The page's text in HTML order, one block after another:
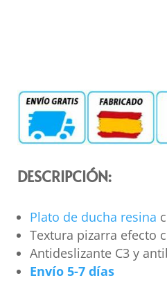
DESCRIPCIÓN:
Plato de ducha resina
Textura pizarra efecto
Antideslizante C3 y
Envío 5-7 días